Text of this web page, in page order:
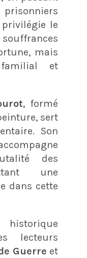
privilégie le
mais
et
, formé
sert
Son
des
une
dans cette
historique
lecteurs
Guerre et